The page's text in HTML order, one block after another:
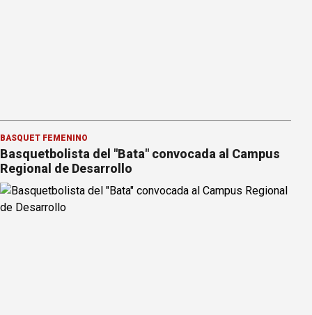
BÁSQUET FEMENINO
Basquetbolista del "Bata" convocada al Campus
Regional de Desarrollo